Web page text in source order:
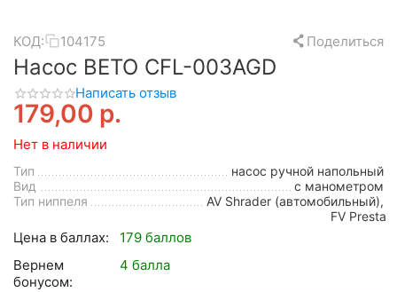
КОД: 104175 Поделиться
Насос BETO CFL-003AGD
Написать отзыв
179,00 р.
Нет в наличии
Тип
насос ручной напольный
Вид
с манометром
Тип ниппеля
AV Shrader (автомобильный),
FV Presta
Цена в баллах:
179 баллов
Вернем
бонусом:
4 балла